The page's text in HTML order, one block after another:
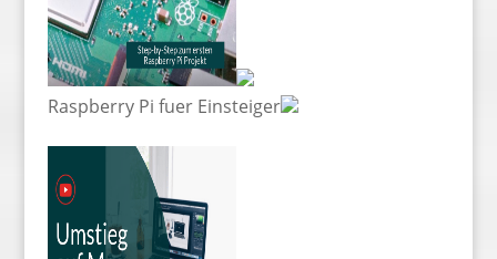
Raspberry Pi fuer Einsteiger